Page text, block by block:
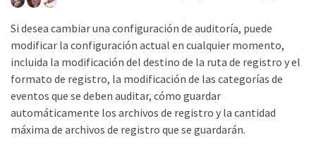
Si desea cambiar una configuración de auditoría, puede
modificar la configuración actual en cualquier momento,
incluida la modificación del destino de la ruta de registro y el
formato de registro, la modificación de las categorías de
eventos que se deben auditar, cómo guardar
automáticamente los archivos de registro y la cantidad
máxima de archivos de registro que se guardarán.